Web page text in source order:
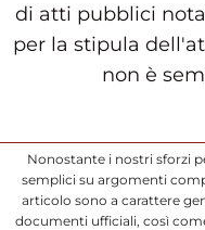
di atti pubblici
per la stipula
non è
Nonostante i nostri sforzi
semplici su argomenti
articolo sono a carattere
documenti ufficiali, così